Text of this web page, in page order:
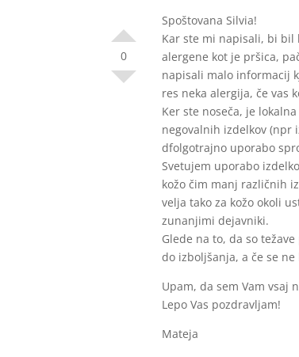
0
Spoštovana Silvia!
Kar ste mi napisali, bi bil
alergene kot je pršica,
napisali malo informacij
res neka alergija, če vas
Ker ste noseča, je
negovalnih izdelkov (npr
dfolgotrajno uporabo
Svetujem uporabo
kožo čim manj različnih
velja tako za kožo okoli
zunanjimi dejavniki.
Glede na to, da so
do izboljšanja, a če se
Upam, da sem Vam vsaj
Lepo Vas pozdravljam!
Mateja